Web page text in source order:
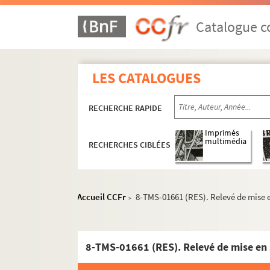
Catalogue
LES CATALOGUES
RECHERCHE RAPIDE
RECHERCHES CIBLÉES
Imprimés
multimédia
Accueil CCFr > 8-TMS-01661 (RES). Relevé de mise
8-TMS-01661 (RES). Relevé de mise en
Yves Mirande, Henri Géroule. Le
William Busnach. Nana : pièce en 5 actes.
Maurice Rostand. Napoléon IV : pièce en 3
Paul Raynal. Napoléon unique : comédie
André de Lorde, Jean Marsèle.
Jean-Jacques Bernard. Nationale 6 : pièce
Charles Desnoyer. Le naufrage de la méduse
Henry Becque. La navette : comédie en 1
Tristan Bernard. Un négociant de Besançon
Paul Bilhaud, Maurice Hennequin. Nelly